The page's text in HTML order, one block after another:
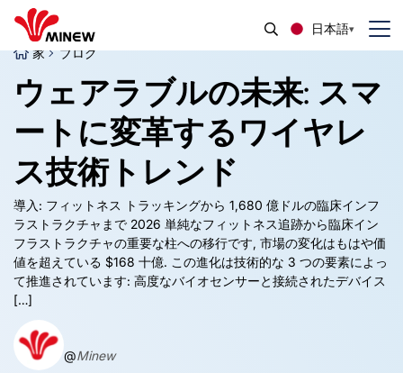
日本語
家
ブログ
ウェアラブルの未来: スマ
ートに変革するワイヤレ
ス技術トレンド
導入: フィットネス トラッキングから 1,680 億ドルの臨床インフ
ラストラクチャまで 2026 単純なフィットネス追跡から臨床イン
フラストラクチャの重要な柱への移行です, 市場の変化はもはや価
値を超えている $168 十億. この進化は技術的な 3 つの要素によっ
て推進されています: 高度なバイオセンサーと接続されたデバイス
[…]
@Minew